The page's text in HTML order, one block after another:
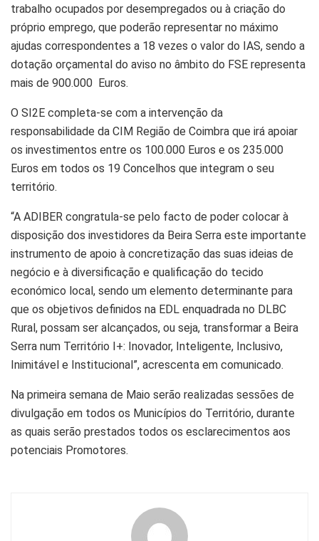
trabalho ocupados por desempregados ou à criação do
próprio emprego, que poderão representar no máximo
ajudas correspondentes a 18 vezes o valor do IAS, sendo a
dotação orçamental do aviso no âmbito do FSE representa
mais de 900.000 Euros.
O SI2E completa-se com a intervenção da
responsabilidade da CIM Região de Coimbra que irá apoiar
os investimentos entre os 100.000 Euros e os 235.000
Euros em todos os 19 Concelhos que integram o seu
território.
“A ADIBER congratula-se pelo facto de poder colocar à
disposição dos investidores da Beira Serra este importante
instrumento de apoio à concretização das suas ideias de
negócio e à diversificação e qualificação do tecido
económico local, sendo um elemento determinante para
que os objetivos definidos na EDL enquadrada no DLBC
Rural, possam ser alcançados, ou seja, transformar a Beira
Serra num Território I+: Inovador, Inteligente, Inclusivo,
Inimitável e Institucional”, acrescenta em comunicado.
Na primeira semana de Maio serão realizadas sessões de
divulgação em todos os Municípios do Território, durante
as quais serão prestados todos os esclarecimentos aos
potenciais Promotores.